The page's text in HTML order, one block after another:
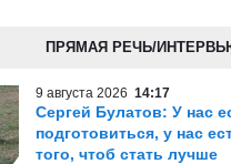
ПРЯМАЯ РЕЧЬ/
9 августа 2026 14:17
Сергей Булатов: У нас
подготовиться, у нас
того, чтоб стать лучше